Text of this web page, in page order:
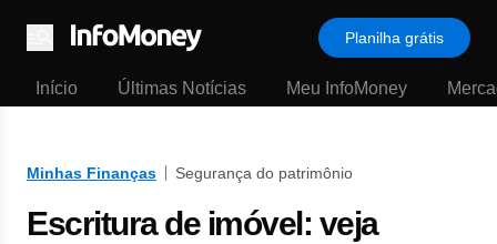
Menu
Planilha grátis
Início Últimas Notícias Meu InfoMoney
Minhas Finanças Segurança do patrimônio
Escritura de imóvel: veja